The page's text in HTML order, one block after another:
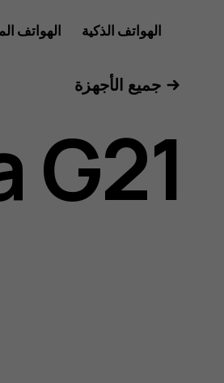
دليل
Nokia
الهواتف الذكية الهواتف
جميع الأجهزة
G21